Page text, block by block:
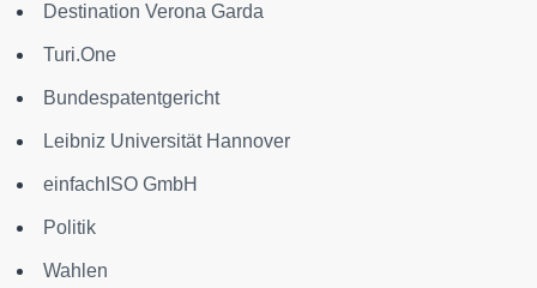
Destination Verona Garda
Turi.One
Bundespatentgericht
Leibniz Universität Hannover
einfachISO GmbH
Politik
Wahlen